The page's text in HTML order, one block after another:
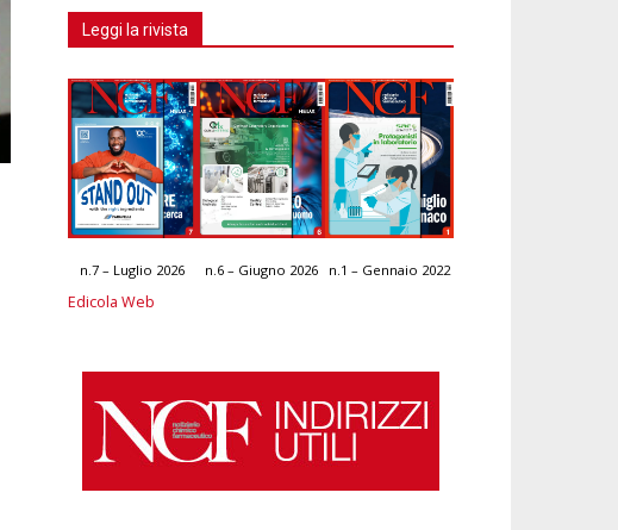
Leggi la rivista
n.7 – Luglio 2026 n.6 – Giugno 2026 n.1 – Gennaio 2022
Edicola Web